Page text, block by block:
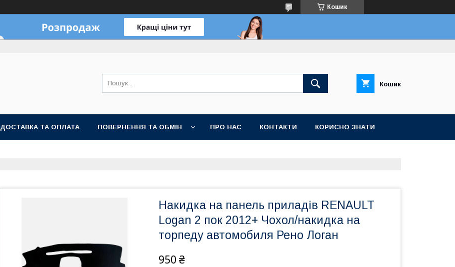
Кошик
Кошик
ДОСТАВКА ТА ОПЛАТА ПОВЕРНЕННЯ ТА ОБМІН ПРО НАС КОНТАКТИ КОРИСНО ЗНАТИ
Накидка на панель приладів RENAULT
Logan 2 пок 2012+ Чохол/накидка на
торпеду автомобиля Рено Логан
950 ₴